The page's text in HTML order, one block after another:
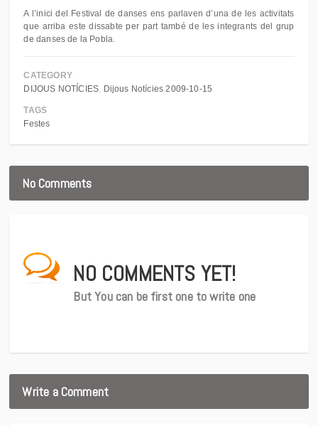
A l’inici del Festival de danses ens parlaven d’una de les activitats
que arriba este dissabte per part també de les integrants del grup
de danses de la Pobla.
CATEGORY
DIJOUS NOTÍCIES
Dijous Notícies 2009-10-15
TAGS
Festes
No Comments
NO COMMENTS YET!
But You can be first one to write one
Write a Comment